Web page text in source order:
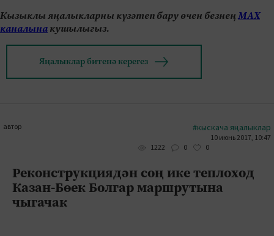
Кызыклы яңалыкларны күзәтеп бару өчен безнеңМАХ
каналынакушылыгыз.
Яңалыклар битенә керегез
автор #кыскача яңалыклар
10 июнь 2017, 10:47
1222
0 0
Реконструкциядән соң ике теплоход
Казан-Бөек Болгар маршрутына
чыгачак